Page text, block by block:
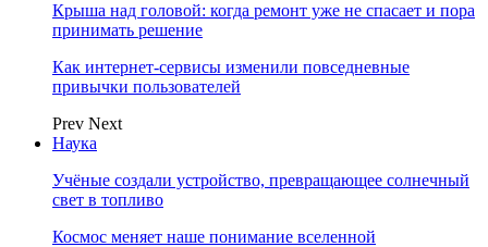
Крыша над головой: когда ремонт уже не спасает и пора
принимать решение
Как интернет-сервисы изменили повседневные
привычки пользователей
Prev Next
Наука
Учёные создали устройство, превращающее солнечный
свет в топливо
Космос меняет наше понимание вселенной